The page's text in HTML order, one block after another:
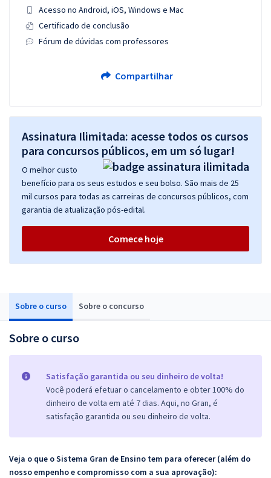
Sobre o curso Sobre o concurso
Sobre o curso
Satisfação garantida ou seu dinheiro de volta!
Você poderá efetuar o cancelamento e obter 100% do
dinheiro de volta em até 7 dias. Aqui, no Gran, é
satisfação garantida ou seu dinheiro de volta.
Veja o que o Sistema Gran de Ensino tem para oferecer (além do
nosso empenho e compromisso com a sua aprovação):
Acesso no Android, iOS, Windows e Mac
Certificado de conclusão
Fórum de dúvidas com professores
Compartilhar
Assinatura Ilimitada: acesse todos os cursos
para concursos públicos, em um só lugar!
O melhor custo
benefício para os seus estudos e seu bolso. São mais de 25
mil cursos para todas as carreiras de concursos públicos, com
garantia de atualização pós-edital.
Comece hoje